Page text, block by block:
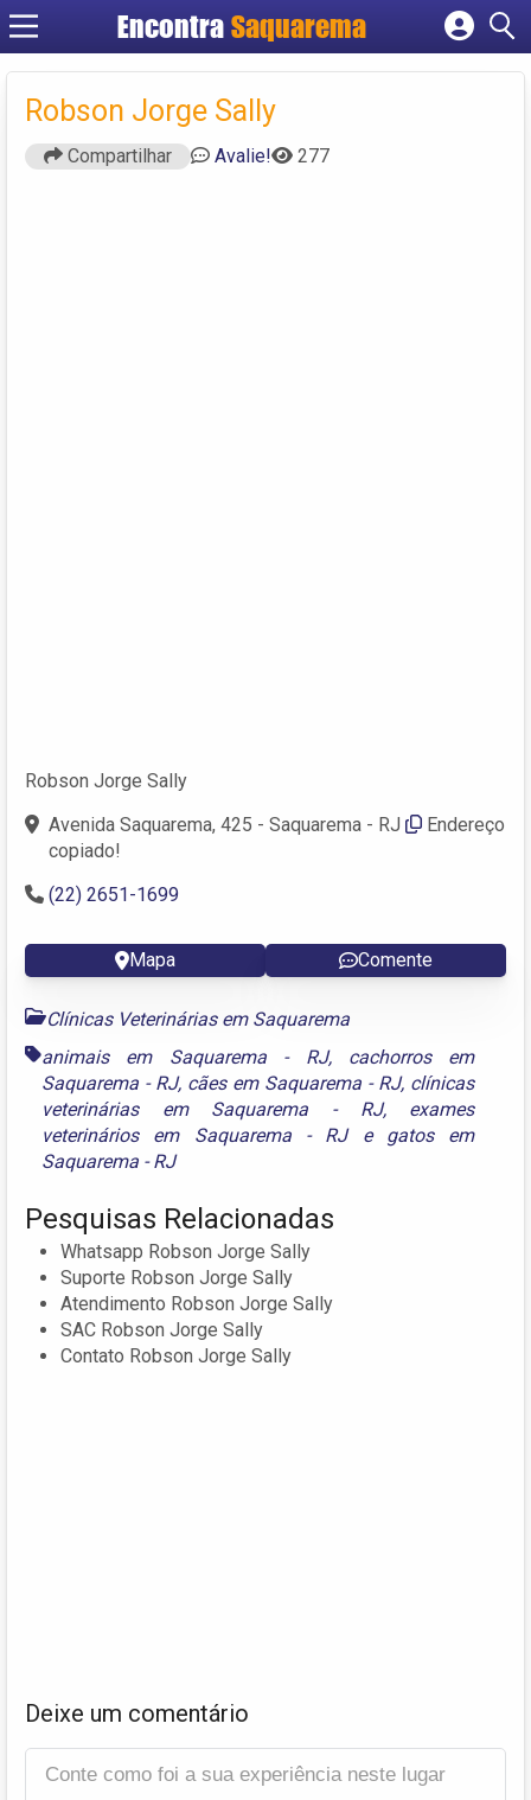
Encontra Saquarema
Cadastrar empresa
Criar conta
Robson Jorge Sally
Compartilhar Avalie! 277
Robson Jorge Sally
Avenida Saquarema, 425 - Saquarema - RJ
Endereço
copiado!
(22) 2651-1699
Mapa Comente
Clínicas Veterinárias em Saquarema
animais em Saquarema - RJ, cachorros em
Saquarema - RJ, cães em Saquarema - RJ, clínicas
veterinárias em Saquarema - RJ, exames
veterinários em Saquarema - RJe gatos em
Saquarema - RJ
Pesquisas Relacionadas
Whatsapp Robson Jorge Sally
Suporte Robson Jorge Sally
Atendimento Robson Jorge Sally
SAC Robson Jorge Sally
Contato Robson Jorge Sally
Deixe um comentário